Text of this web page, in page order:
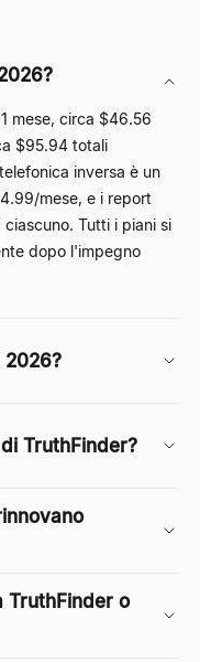
mese, circa $46.56
$95.94 totali
inversa è un
mese, e i report
Tutti i piani si
dopo l'impegno
2026?
TruthFinder?
TruthFinder o